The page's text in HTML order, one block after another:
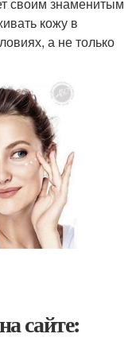
своим знаменитым
кожу в
а не только
сайте: